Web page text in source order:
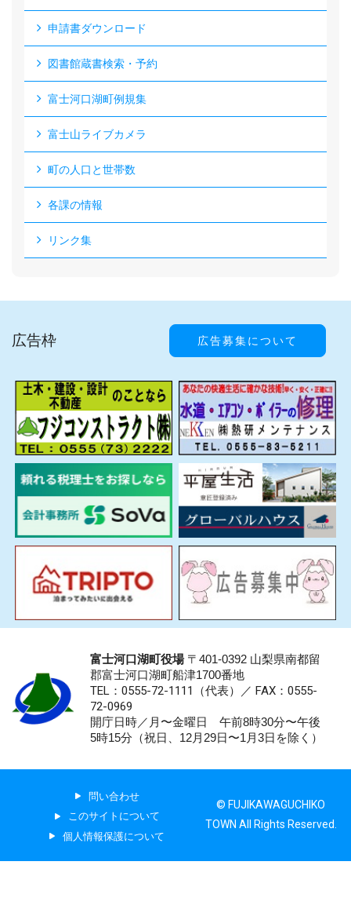
申請書ダウンロード
図書館蔵書検索・予約
富士河口湖町例規集
富士山ライブカメラ
町の人口と世帯数
各課の情報
リンク集
広告枠 広告募集について
富士河口湖町役場〒401-0392 山梨県南都留
郡富士河口湖町船津1700番地
TEL：0555-72-1111 （代表）／ FAX：0555-
72-0969
開庁日時／月〜金曜日 午前8時30分〜午後
5時15分（祝日、12月29日〜1月3日を除く）
問い合わせ
このサイトについて
個人情報保護について
© FUJIKAWAGUCHIKO
TOWN All Rights Reserved.